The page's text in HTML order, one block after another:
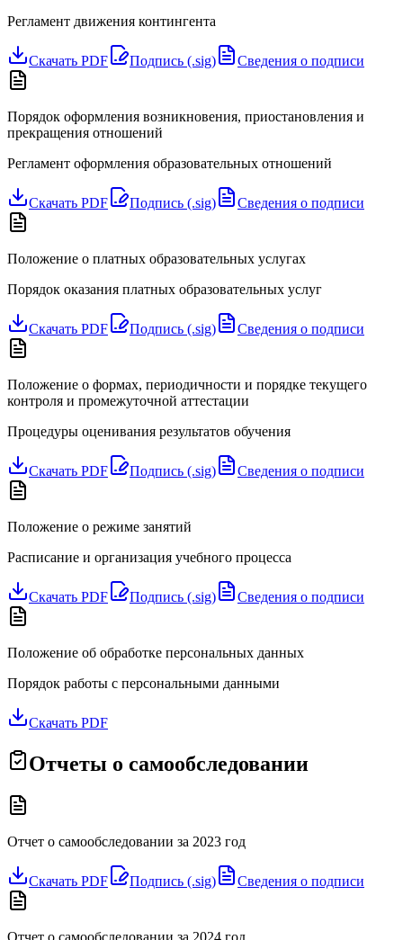
Регламент движения контингента
Скачать PDF Подпись (.sig) Сведения о подписи
Порядок оформления возникновения, приостановления и
прекращения отношений
Регламент оформления образовательных отношений
Скачать PDF Подпись (.sig) Сведения о подписи
Положение о платных образовательных услугах
Порядок оказания платных образовательных услуг
Скачать PDF Подпись (.sig) Сведения о подписи
Положение о формах, периодичности и порядке текущего
контроля и промежуточной аттестации
Процедуры оценивания результатов обучения
Скачать PDF Подпись (.sig) Сведения о подписи
Положение о режиме занятий
Расписание и организация учебного процесса
Скачать PDF Подпись (.sig) Сведения о подписи
Положение об обработке персональных данных
Порядок работы с персональными данными
Скачать PDF
Отчеты о самообследовании
Отчет о самообследовании за 2023 год
Скачать PDF Подпись (.sig) Сведения о подписи